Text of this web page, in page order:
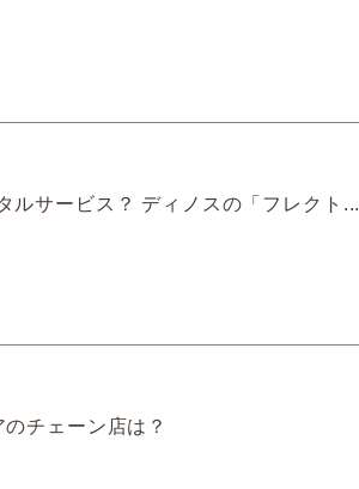
ルサービス？ ディノスの「フレクト...
チェーン店は？